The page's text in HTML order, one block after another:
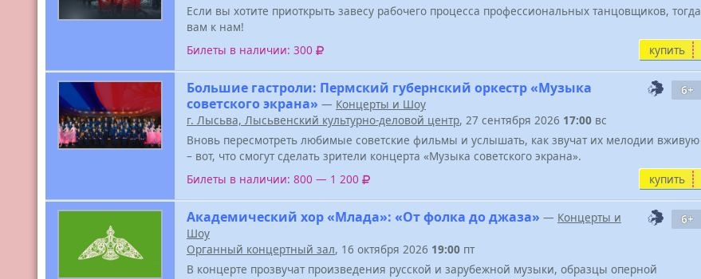
Если вы хотите приоткрыть завесу рабочего процесса профессиональных танцовщиков, тогда
вам к нам!
Билеты в наличии: 300
купить
6+
Большие гастроли: Пермский губернский оркестр «Музыка
советского экрана» — Концерты и Шоу
г. Лысьва, Лысьвенский культурно-деловой центр, 27 сентября 2026 17:00 вс
Вновь пересмотреть любимые советские фильмы и услышать, как звучат их мелодии вживую
– вот, что смогут сделать зрители концерта «Музыка советского экрана».
Билеты в наличии: 800 — 1 200
купить
6+
Академический хор «Млада»: «От фолка до джаза» — Концерты и
Шоу
Органный концертный зал, 16 октября 2026 19:00 пт
В концерте прозвучат произведения русской и зарубежной музыки, образцы оперной